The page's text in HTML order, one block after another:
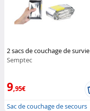
2 sacs de couchage de survie
Semptec
9,95€
Sac de couchage de secours